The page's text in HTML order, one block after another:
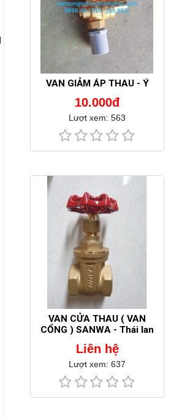
VAN GIẢM ÁP THAU - Ý
10.000đ
Lượt xem: 563
VAN CỬA THAU ( VAN
CỔNG ) SANWA - Thái lan
Liên hệ
Lượt xem: 637